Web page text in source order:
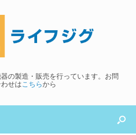
の製造・販売を行っています。お問
せはこちらから